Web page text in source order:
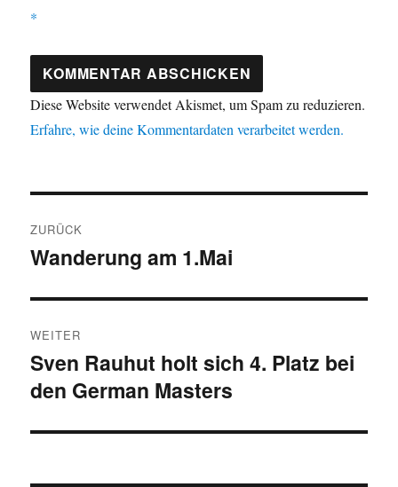
*
Diese Website verwendet Akismet, um Spam zu reduzieren.
Erfahre, wie deine Kommentardaten verarbeitet werden.
ZURÜCK
Vorheriger
Wanderung am 1.Mai
WEITER
Nächster
Beitrag:
Sven Rauhut holt sich 4. Platz bei
den German Masters